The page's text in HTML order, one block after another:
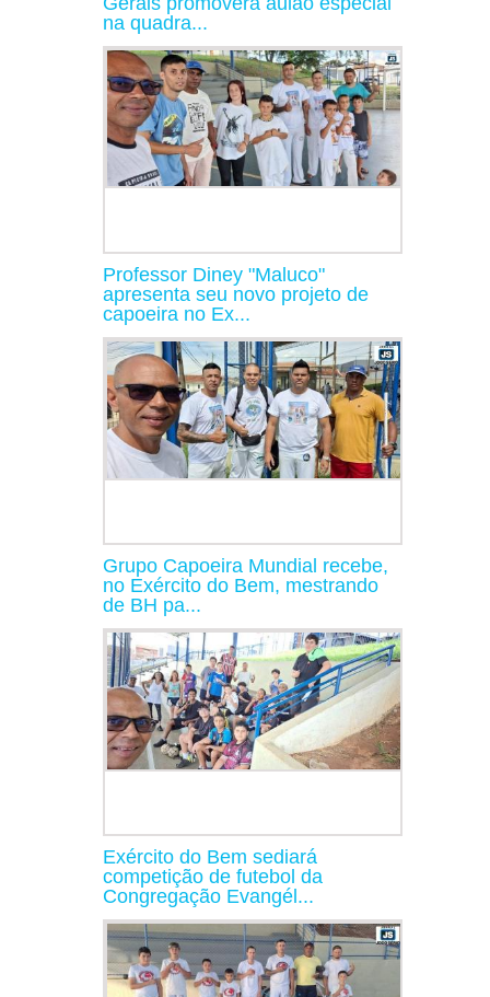
na quadra...
Professor Diney "Maluco"
apresenta seu novo projeto de
capoeira no Ex...
Grupo Capoeira Mundial recebe,
no Exército do Bem, mestrando
de BH pa...
Exército do Bem sediará
competição de futebol da
Congregação Evangél...